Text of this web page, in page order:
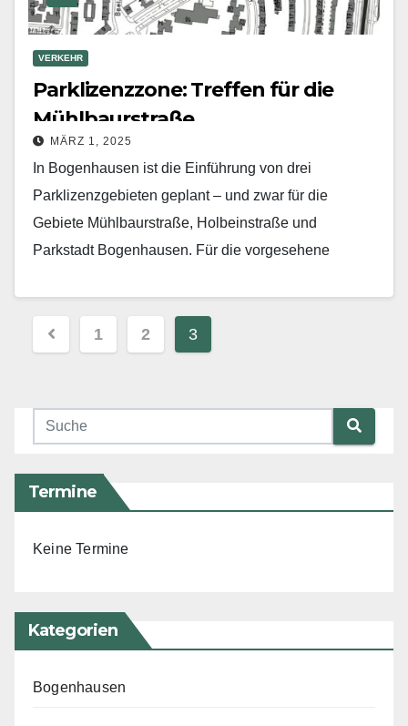
VERKEHR
Parklizenzzone: Treffen für die
Mühlbaurstraße
MÄRZ 1, 2025
In Bogenhausen ist die Einführung von drei
Parklizenzgebieten geplant – und zwar für die
Gebiete Mühlbaurstraße, Holbeinstraße und
Parkstadt Bogenhausen. Für die vorgesehene
Beitragsnavigation
1 2 3
Termine
Keine Termine
Kategorien
Bogenhausen